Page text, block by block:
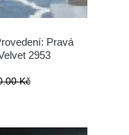
Pravá
2953
Kč